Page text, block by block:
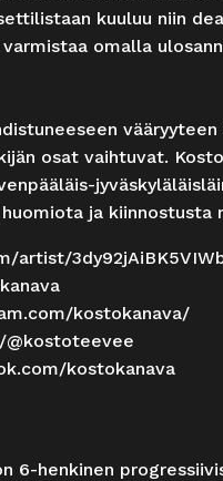
kuuluu niin
varmistaa omalla
osat vaihtuvat.
ja
artist/
kostokanava/
kostoteevee
kostokanava
6-henkinen